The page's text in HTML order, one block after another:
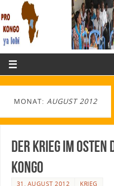
MONAT: AUGUST 2012
Der Krieg im Osten
Kongo
31. AUGUST 2012 KRIEG